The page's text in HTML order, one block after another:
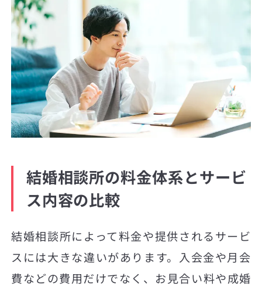
結婚相談所の料金体系とサービ
ス内容の比較
結婚相談所によって料金や提供されるサービ
スには大きな違いがあります。入会金や月会
費などの費用だけでなく、お見合い料や成婚